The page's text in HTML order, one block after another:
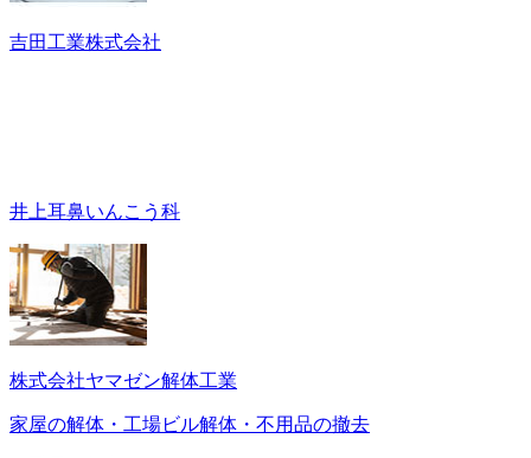
吉田工業株式会社
井上耳鼻いんこう科
株式会社ヤマゼン解体工業
家屋の解体・工場ビル解体・不用品の撤去